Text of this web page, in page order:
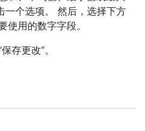
一个选项。 然后，选择下方
使用的数字字段。
存更改”。